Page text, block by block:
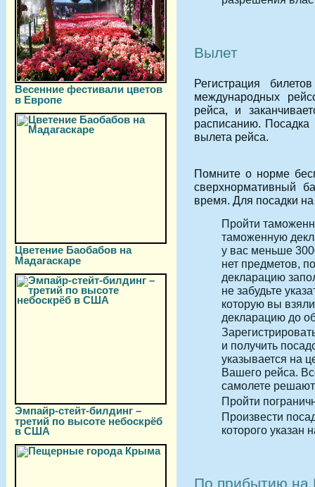
Весенние фестивали цветов
в Европе
Цветение Баобабов на
Мадагаскаре
Эмпайр-стейт-билдинг –
третий по высоте небоскрёб
в США
Вылет
Регистрация
международных
рейса, и
расписанию. Посадка
вылета рейса.
Помните о норме
сверхнормативный
время. Для посадки
Пройти
таможенную
у вас меньше
нет предметов,
декларацию
не забудьте
которую вы
декларацию до
и получить
указывается на
Вашего рейса.
самолете
Пройти
Произвести
которого указан
По прибытию на